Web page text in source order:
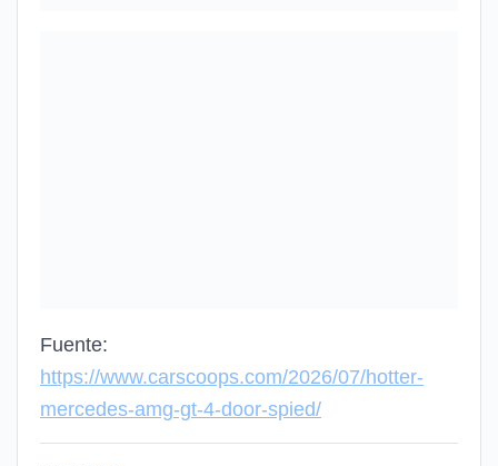
Fuente:
https://www.carscoops.com/2026/07/hotter-
mercedes-amg-gt-4-door-spied/